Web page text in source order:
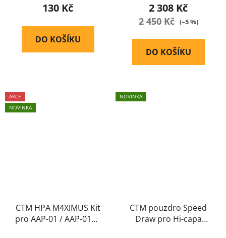
130 Kč
DO KOŠÍKU
2 308 Kč
2 450 Kč (–5 %)
DO KOŠÍKU
AKCE
NOVINKA
CTM HPA M4XIMUS Kit
pro AAP-01 / AAP-01C -
NOVINKA
CTM pouzdro Speed
Draw pro Hi-capa